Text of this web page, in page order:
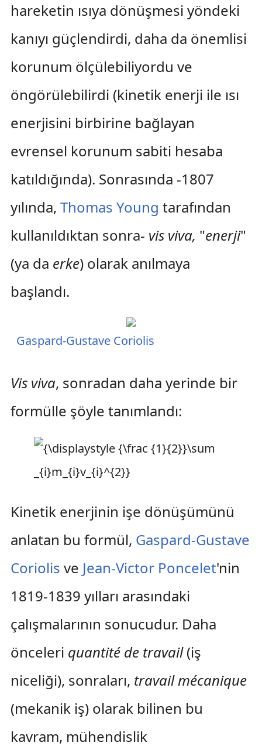
hareketin ısıya dönüşmesi yöndeki
kanıyı güçlendirdi, daha da önemlisi
korunum ölçülebiliyordu ve
öngörülebilirdi (kinetik enerji ile ısı
enerjisini birbirine bağlayan
evrensel korunum sabiti hesaba
katıldığında). Sonrasında -1807
yılında, Thomas Young tarafından
kullanıldıktan sonra- vis viva, "enerji"
(ya da erke) olarak anılmaya
başlandı.
Gaspard-Gustave Coriolis
Vis viva, sonradan daha yerinde bir
formülle şöyle tanımlandı:
Kinetik enerjinin işe dönüşümünü
anlatan bu formül, Gaspard-Gustave
Coriolis ve Jean-Victor Poncelet'nin
1819-1839 yılları arasındaki
çalışmalarının sonucudur. Daha
önceleri quantité de travail(iş
niceliği), sonraları, travail mécanique
(mekanik iş) olarak bilinen bu
kavram, mühendislik